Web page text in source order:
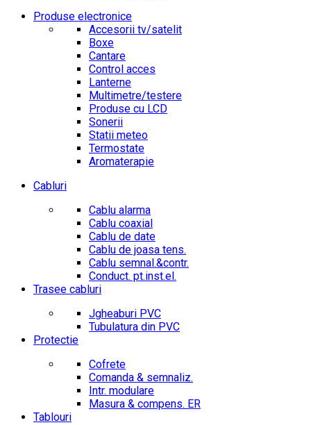
Produse electronice
Accesorii tv/satelit
Boxe
Cantare
Control acces
Lanterne
Multimetre/testere
Produse cu LCD
Sonerii
Statii meteo
Termostate
Aromaterapie
Cabluri
Cablu alarma
Cablu coaxial
Cablu de date
Cablu de joasa tens.
Cablu semnal.&contr.
Conduct. pt.inst.el.
Trasee cabluri
Jgheaburi PVC
Tubulatura din PVC
Protectie
Cofrete
Comanda & semnaliz.
Intr. modulare
Masura & compens. ER
Tablouri